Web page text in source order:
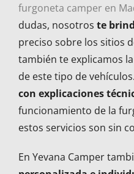
furgoneta camper en
dudas, nosotros te
preciso sobre los sitios
también te explicamos
de este tipo de
con explicaciones
funcionamiento de la
estos servicios son sin
En Yevana Camper